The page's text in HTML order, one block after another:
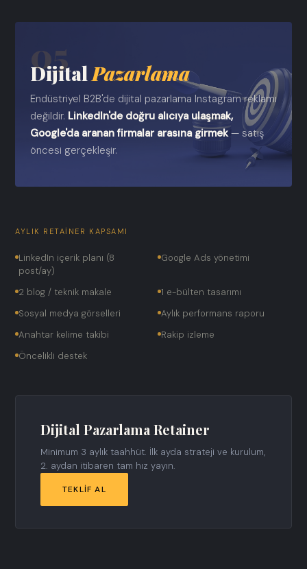
05
Dijital Pazarlama
Endüstriyel B2B'de dijital pazarlama Instagram reklamı
değildir. LinkedIn'de doğru alıcıya ulaşmak,
Google'da aranan firmalar arasına girmek— satış
öncesi gerçekleşir.
AYLIK RETAINER KAPSAMI
LinkedIn içerik planı (8
post/ay)
Google Ads yönetimi
2 blog / teknik makale
1 e-bülten tasarımı
Sosyal medya görselleri
Aylık performans raporu
Anahtar kelime takibi
Rakip izleme
Öncelikli destek
Dijital Pazarlama Retainer
Minimum 3 aylık taahhüt. İlk ayda strateji ve kurulum,
2. aydan itibaren tam hız yayın.
TEKLIF AL